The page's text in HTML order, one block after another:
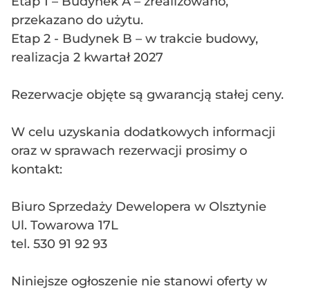
przekazano do użytu.
Etap 2 - Budynek B – w trakcie budowy,
realizacja 2 kwartał 2027
Rezerwacje objęte są gwarancją stałej ceny.
W celu uzyskania dodatkowych informacji
oraz w sprawach rezerwacji prosimy o
kontakt:
Biuro Sprzedaży Dewelopera w Olsztynie
Ul. Towarowa 17L
tel. 530 91 92 93
Niniejsze ogłoszenie nie stanowi oferty w